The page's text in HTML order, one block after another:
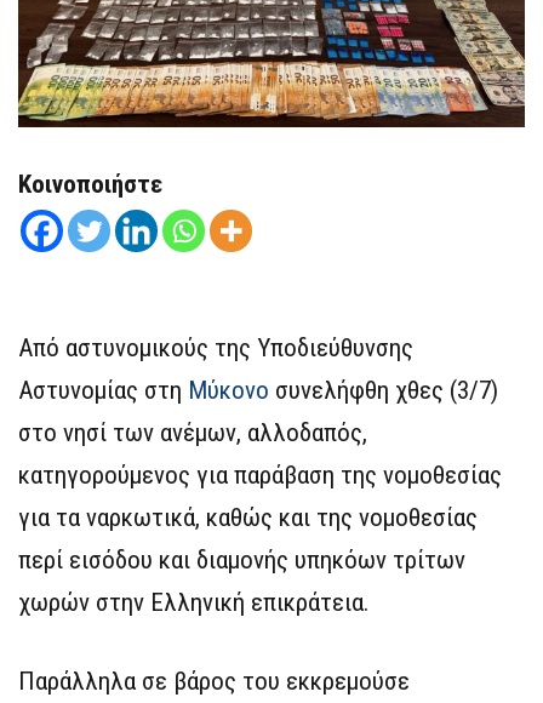
Κοινοποιήστε
Από αστυνομικούς της Υποδιεύθυνσης
Αστυνομίας στη Μύκονο συνελήφθη χθες (3/7)
στο νησί των ανέμων, αλλοδαπός,
κατηγορούμενος για παράβαση της νομοθεσίας
για τα ναρκωτικά, καθώς και της νομοθεσίας
περί εισόδου και διαμονής υπηκόων τρίτων
χωρών στην Ελληνική επικράτεια.
Παράλληλα σε βάρος του εκκρεμούσε